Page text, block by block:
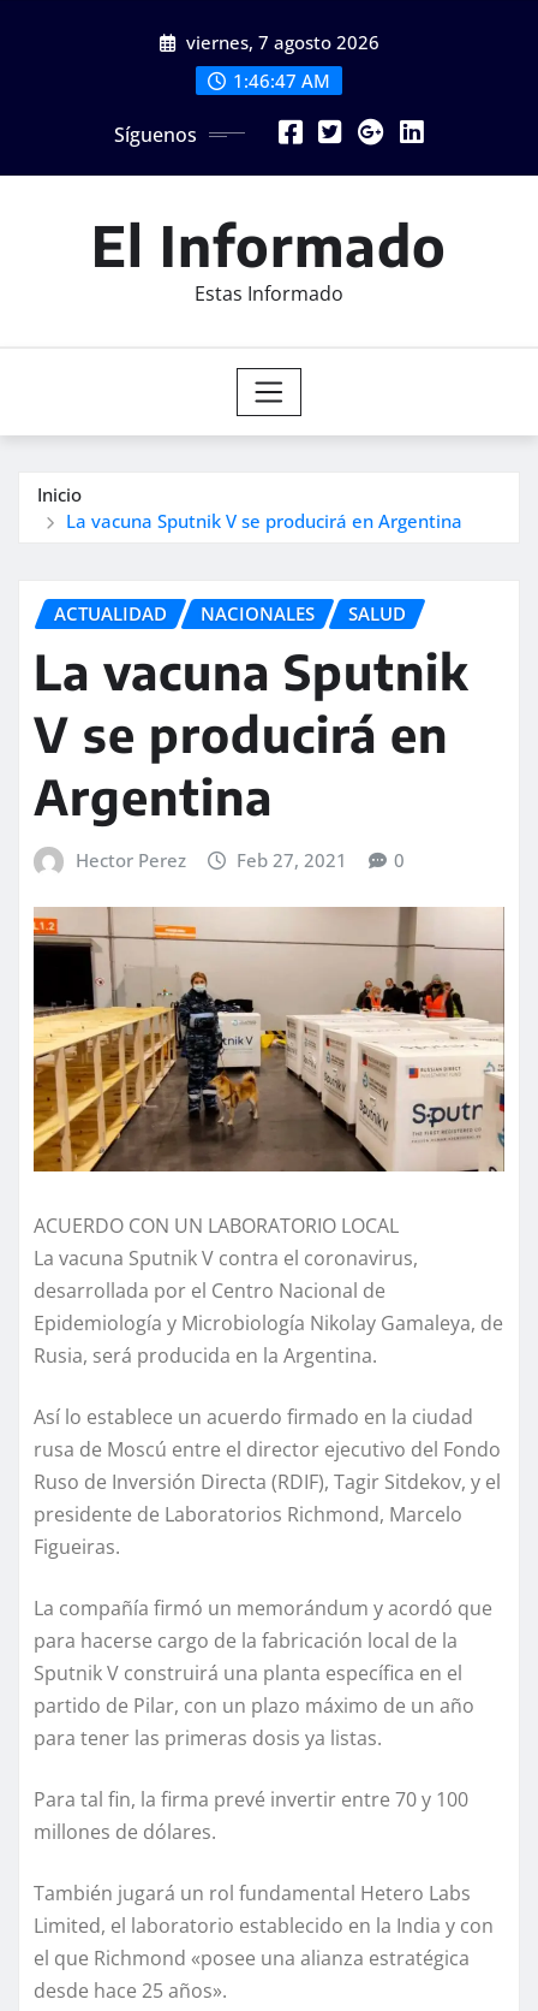
viernes, 7 agosto 2026
1:46:49 AM
Síguenos
El Informado
Estas Informado
Inicio
La vacuna Sputnik V se producirá en Argentina
ACTUALIDAD NACIONALES SALUD
La vacuna Sputnik
V se producirá en
Argentina
Hector Perez Feb 27, 2021 0
ACUERDO CON UN LABORATORIO LOCAL
La vacuna Sputnik V contra el coronavirus,
desarrollada por el Centro Nacional de
Epidemiología y Microbiología Nikolay Gamaleya, de
Rusia, será producida en la Argentina.
Así lo establece un acuerdo firmado en la ciudad
rusa de Moscú entre el director ejecutivo del Fondo
Ruso de Inversión Directa (RDIF), Tagir Sitdekov, y el
presidente de Laboratorios Richmond, Marcelo
Figueiras.
La compañía firmó un memorándum y acordó que
para hacerse cargo de la fabricación local de la
Sputnik V construirá una planta específica en el
partido de Pilar, con un plazo máximo de un año
para tener las primeras dosis ya listas.
Para tal fin, la firma prevé invertir entre 70 y 100
millones de dólares.
También jugará un rol fundamental Hetero Labs
Limited, el laboratorio establecido en la India y con
el que Richmond «posee una alianza estratégica
desde hace 25 años».